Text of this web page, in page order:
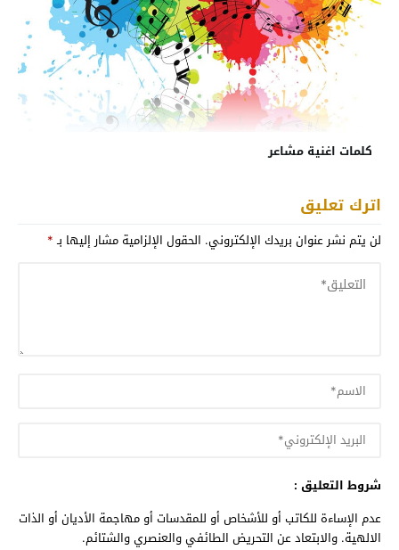
كلمات اغنية مشاعر
اترك تعليق
لن يتم نشر عنوان بريدك الإلكتروني. الحقول الإلزامية مشار إليها بـ*
شروط التعليق :
عدم الإساءة للكاتب أو للأشخاص أو للمقدسات أو مهاجمة الأديان أو الذات
الالهية. والابتعاد عن التحريض الطائفي والعنصري والشتائم.